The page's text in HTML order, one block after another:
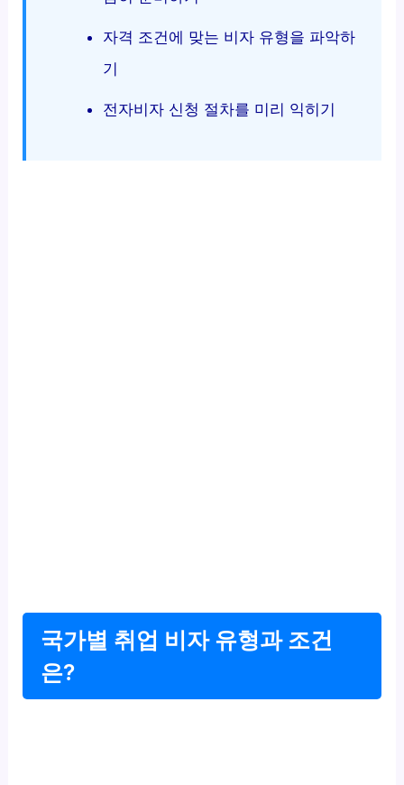
자격 조건에 맞는 비자 유형을 파악하
기
전자비자 신청 절차를 미리 익히기
국가별 취업 비자 유형과 조건
은?